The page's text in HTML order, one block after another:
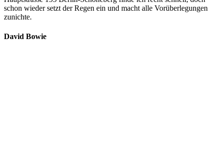
schon wieder setzt der Regen ein und macht alle Vorüberlegungen
zunichte.
David Bowie